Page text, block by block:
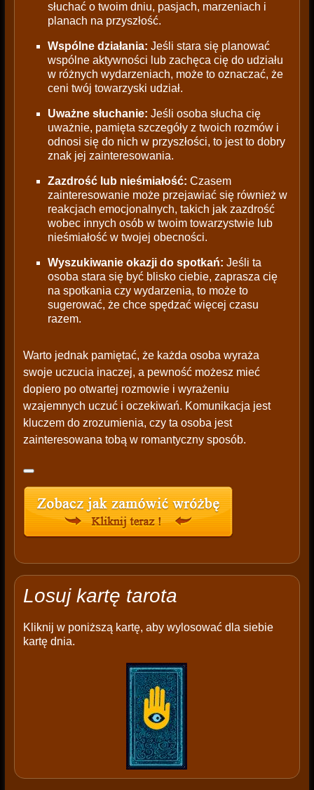
słuchać o twoim dniu, pasjach, marzeniach i
planach na przyszłość.
Wspólne działania: Jeśli stara się planować
wspólne aktywności lub zachęca cię do udziału
w różnych wydarzeniach, może to oznaczać, że
ceni twój towarzyski udział.
Uważne słuchanie: Jeśli osoba słucha cię
uważnie, pamięta szczegóły z twoich rozmów i
odnosi się do nich w przyszłości, to jest to dobry
znak jej zainteresowania.
Zazdrość lub nieśmiałość: Czasem
zainteresowanie może przejawiać się również w
reakcjach emocjonalnych, takich jak zazdrość
wobec innych osób w twoim towarzystwie lub
nieśmiałość w twojej obecności.
Wyszukiwanie okazji do spotkań: Jeśli ta
osoba stara się być blisko ciebie, zaprasza cię
na spotkania czy wydarzenia, to może to
sugerować, że chce spędzać więcej czasu
razem.
Warto jednak pamiętać, że każda osoba wyraża
swoje uczucia inaczej, a pewność możesz mieć
dopiero po otwartej rozmowie i wyrażeniu
wzajemnych uczuć i oczekiwań. Komunikacja jest
kluczem do zrozumienia, czy ta osoba jest
zainteresowana tobą w romantyczny sposób.
Losuj kartę tarota
Kliknij w poniższą kartę, aby wylosować dla siebie
kartę dnia.